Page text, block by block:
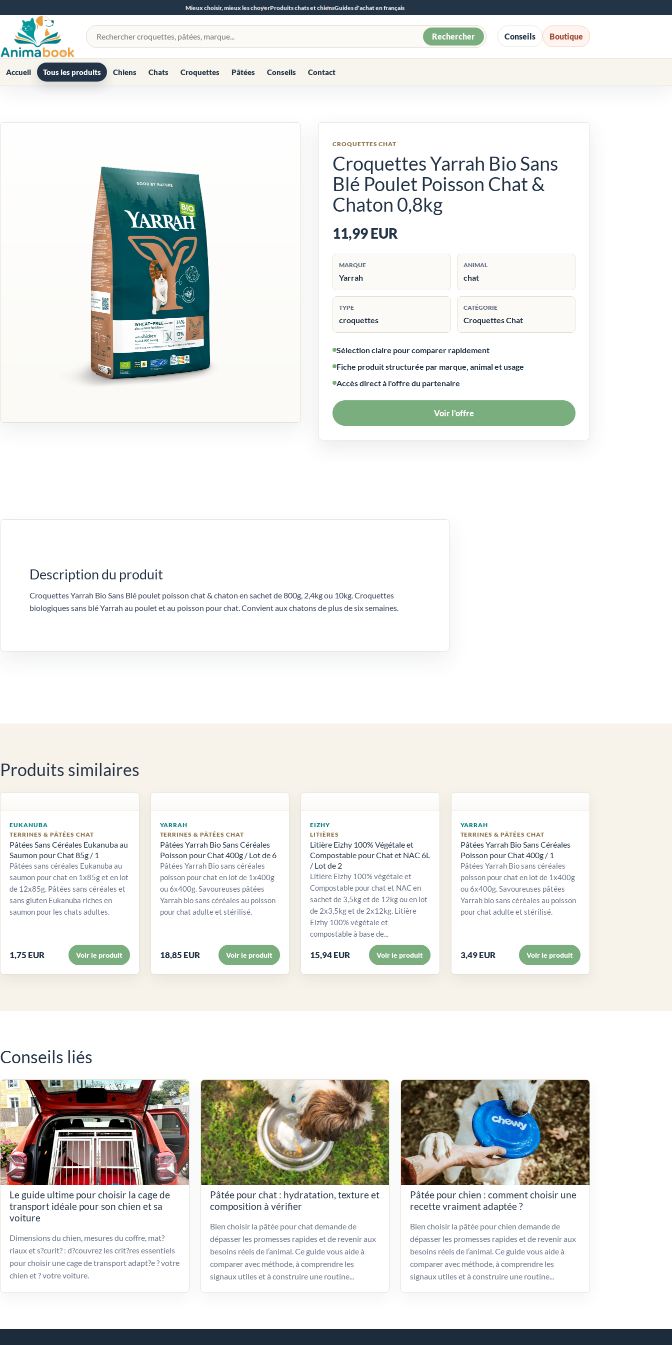
Mieux choisir, mieux les choyerProduits chats et chiensGuides d'achat en français
Rechercher un produit Rechercher Conseils Boutique
Accueil Tous les produits Chiens Chats Croquettes Pâtées Conseils Contact
CROQUETTES CHAT
Croquettes Yarrah Bio Sans
Blé Poulet Poisson Chat &
Chaton 0,8kg
11,99 EUR
MARQUE
Yarrah
ANIMAL
chat
TYPE
croquettes
CATÉGORIE
Croquettes Chat
Sélection claire pour comparer rapidement
Fiche produit structurée par marque, animal et usage
Accès direct à l'offre du partenaire
Voir l’offre
Description du produit
Croquettes Yarrah Bio Sans Blé poulet poisson chat & chaton en sachet de 800g, 2,4kg ou 10kg. Croquettes
biologiques sans blé Yarrah au poulet et au poisson pour chat. Convient aux chatons de plus de six semaines.
Produits similaires
EUKANUBA
TERRINES & PÂTÉES CHAT
Pâtées Sans Céréales Eukanuba au
Saumon pour Chat 85g / 1
Pâtées sans céréales Eukanuba au
saumon pour chat en 1x85g et en lot
de 12x85g. Pâtées sans céréales et
sans gluten Eukanuba riches en
saumon pour les chats adultes.
1,75 EUR Voir le produit
YARRAH
TERRINES & PÂTÉES CHAT
Pâtées Yarrah Bio Sans Céréales
Poisson pour Chat 400g / Lot de 6
Pâtées Yarrah Bio sans céréales
poisson pour chat en lot de 1x400g
ou 6x400g. Savoureuses pâtées
Yarrah bio sans céréales au poisson
pour chat adulte et stérilisé.
18,85 EUR Voir le produit
EIZHY
LITIÈRES
Litière Eizhy 100% Végétale et
Compostable pour Chat et NAC 6L
/ Lot de 2
Litière Eizhy 100% végétale et
Compostable pour chat et NAC en
sachet de 3,5kg et de 12kg ou en lot
de 2x3,5kg et de 2x12kg. Litière
Eizhy 100% végétale et
compostable à base de...
15,94 EUR Voir le produit
YARRAH
TERRINES & PÂTÉES CHAT
Pâtées Yarrah Bio Sans Céréales
Poisson pour Chat 400g / 1
Pâtées Yarrah Bio sans céréales
poisson pour chat en lot de 1x400g
ou 6x400g. Savoureuses pâtées
Yarrah bio sans céréales au poisson
pour chat adulte et stérilisé.
3,49 EUR Voir le produit
Conseils liés
Le guide ultime pour choisir la cage de
transport idéale pour son chien et sa
voiture
Dimensions du chien, mesures du coffre, mat?
riaux et s?curit? : d?couvrez les crit?res essentiels
pour choisir une cage de transport adapt?e ? votre
chien et ? votre voiture.
Pâtée pour chat : hydratation, texture et
composition à vérifier
Bien choisir la pâtée pour chat demande de
dépasser les promesses rapides et de revenir aux
besoins réels de l’animal. Ce guide vous aide à
comparer avec méthode, à comprendre les
signaux utiles et à construire une routine...
Pâtée pour chien : comment choisir une
recette vraiment adaptée ?
Bien choisir la pâtée pour chien demande de
dépasser les promesses rapides et de revenir aux
besoins réels de l’animal. Ce guide vous aide à
comparer avec méthode, à comprendre les
signaux utiles et à construire une routine...